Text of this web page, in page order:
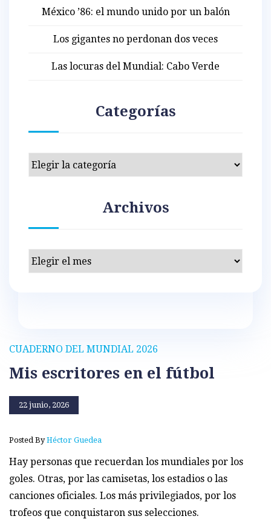
CUADERNO DEL MUNDIAL 2026
Mis escritores en el fútbol
22 junio, 2026
Posted ByHéctor Guedea
Hay personas que recuerdan los mundiales por los
goles. Otras, por las camisetas, los estadios o las
canciones oficiales. Los más privilegiados, por los
trofeos que conquistaron sus selecciones.
México ’86: el mundo unido por un balón
Los gigantes no perdonan dos veces
Las locuras del Mundial: Cabo Verde
Categorías
Categorías
Archivos
Archivos